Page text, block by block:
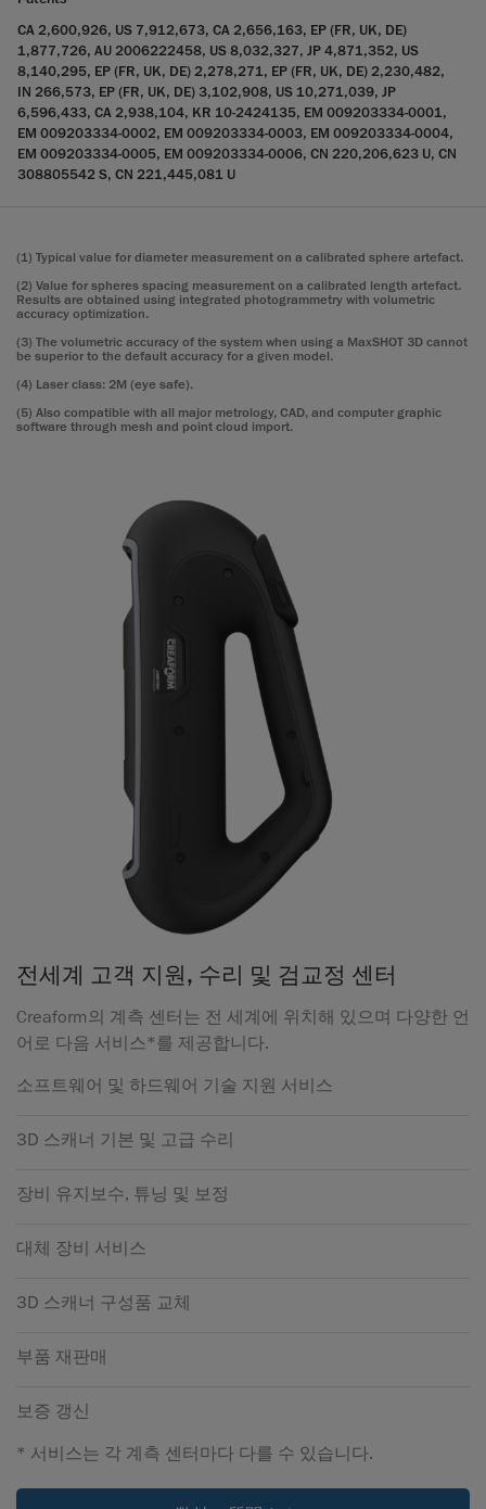
CA 2,600,926, US 7,912,673, CA 2,656,163, EP (FR, UK, DE)
1,877,726, AU 2006222458, US 8,032,327, JP 4,871,352, US
8,140,295, EP (FR, UK, DE) 2,278,271, EP (FR, UK, DE) 2,230,482,
IN 266,573, EP (FR, UK, DE) 3,102,908, US 10,271,039, JP
6,596,433, CA 2,938,104, KR 10-2424135, EM 009203334-0001,
EM 009203334-0002, EM 009203334-0003, EM 009203334-0004,
EM 009203334-0005, EM 009203334-0006, CN 220,206,623 U, CN
308805542 S, CN 221,445,081 U
(1) Typical value for diameter measurement on a calibrated sphere artefact.
(2) Value for spheres spacing measurement on a calibrated length artefact.
Results are obtained using integrated photogrammetry with volumetric
accuracy optimization.
(3) The volumetric accuracy of the system when using a MaxSHOT 3D cannot
be superior to the default accuracy for a given model.
(4) Laser class: 2M (eye safe).
(5) Also compatible with all major metrology, CAD, and computer graphic
software through mesh and point cloud import.
전세계 고객 지원, 수리 및 검교정 센터
Creaform의 계측 센터는 전 세계에 위치해 있으며 다양한 언
어로 다음 서비스*를 제공합니다.
소프트웨어 및 하드웨어 기술 지원 서비스
3D 스캐너 기본 및 고급 수리
장비 유지보수, 튜닝 및 보정
대체 장비 서비스
3D 스캐너 구성품 교체
부품 재판매
보증 갱신
* 서비스는 각 계측 센터마다 다를 수 있습니다.